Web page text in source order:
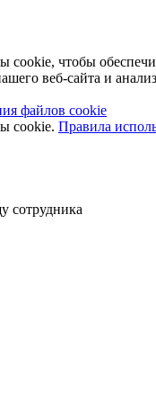
cookie, чтобы
веб-сайта и
файлов cookie
cookie. Правила
сотрудника